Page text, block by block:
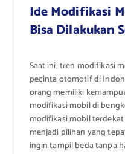
Ide Modifikasi
Bisa Dilakukan
Saat ini, tren modifikasi
pecinta otomotif di
orang memiliki
modifikasi mobil di
modifikasi mobil
menjadi pilihan yang
ingin tampil beda tanpa